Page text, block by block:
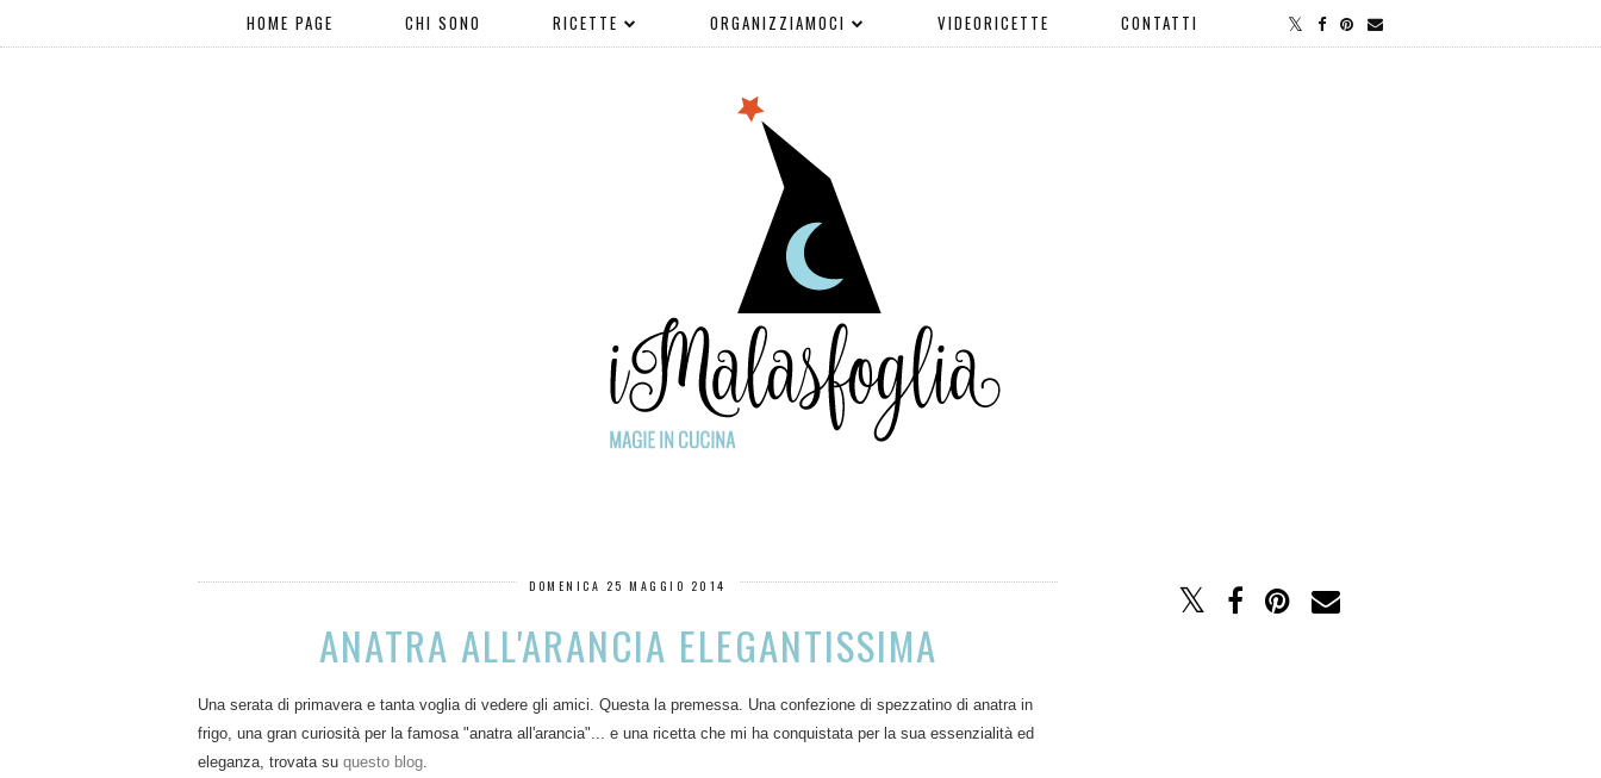
HOME PAGE CHI SONO RICETTE ORGANIZZIAMOCI VIDEORICETTE CONTATTI
DOMENICA 25 MAGGIO 2014
ANATRA ALL'ARANCIA ELEGANTISSIMA
Una serata di primavera e tanta voglia di vedere gli amici. Questa la premessa. Una confezione di spezzatino di anatra in
frigo, una gran curiosità per la famosa "anatra all'arancia"... e una ricetta che mi ha conquistata per la sua essenzialità ed
eleganza, trovata su questo blog.